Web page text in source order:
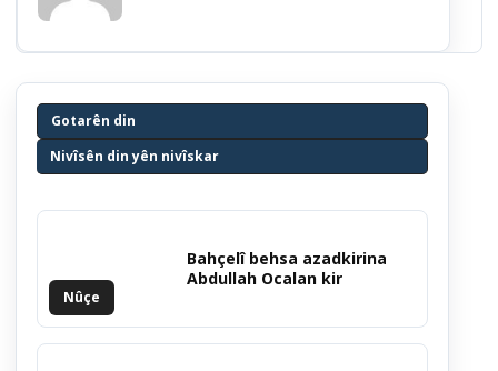
Gotarên din
Nivîsên din yên nivîskar
Nûçe
Bahçelî behsa azadkirina
Abdullah Ocalan kir